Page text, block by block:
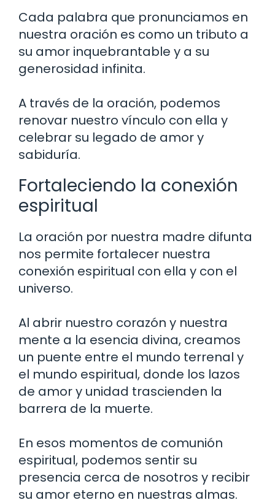
Cada palabra que pronunciamos en
nuestra oración es como un tributo a
su amor inquebrantable y a su
generosidad infinita.
A través de la oración, podemos
renovar nuestro vínculo con ella y
celebrar su legado de amor y
sabiduría.
Fortaleciendo la conexión
espiritual
La oración por nuestra madre difunta
nos permite fortalecer nuestra
conexión espiritual con ella y con el
universo.
Al abrir nuestro corazón y nuestra
mente a la esencia divina, creamos
un puente entre el mundo terrenal y
el mundo espiritual, donde los lazos
de amor y unidad trascienden la
barrera de la muerte.
En esos momentos de comunión
espiritual, podemos sentir su
presencia cerca de nosotros y recibir
su amor eterno en nuestras almas.